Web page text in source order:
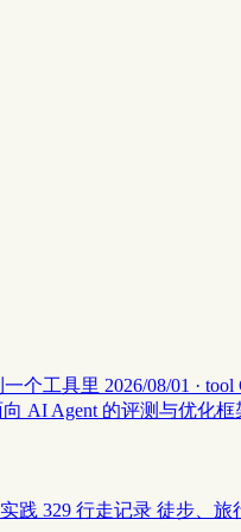
个工具里 2026/08/01 · tool
向 AI Agent 的评测与优化框
践 329 行走记录 徒步、旅